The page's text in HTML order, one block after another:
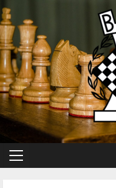
Skip
to
content
Primary